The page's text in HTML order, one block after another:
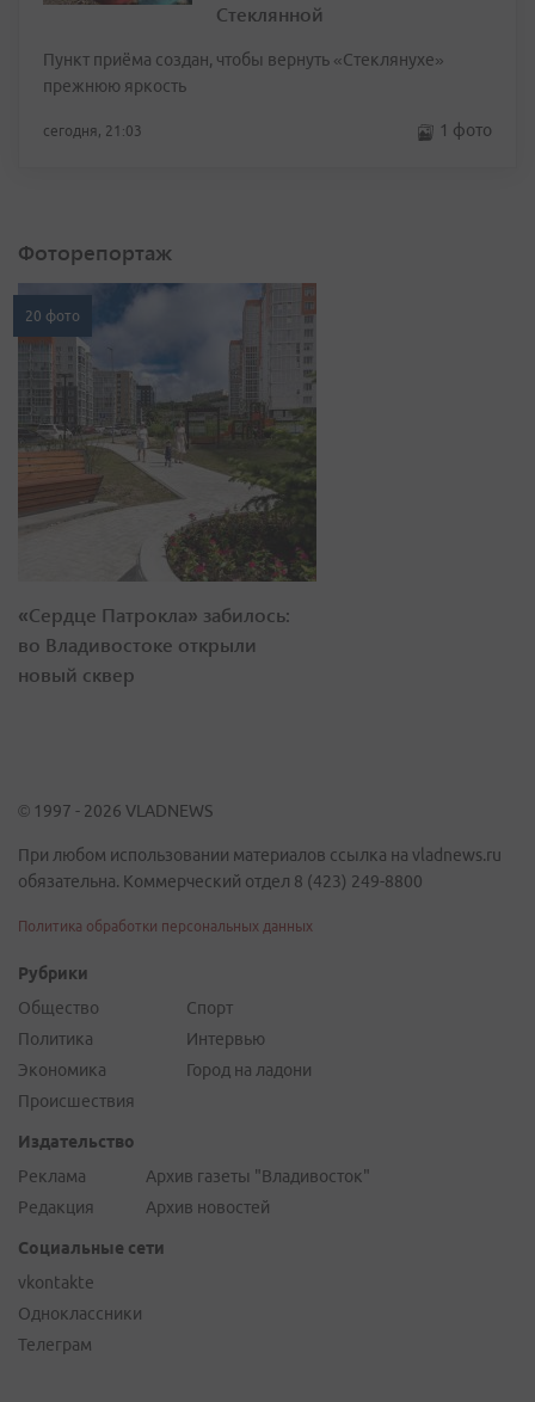
Стеклянной
Пункт приёма создан, чтобы вернуть «Стеклянухе»
прежнюю яркость
сегодня, 21:03 1 фото
Фоторепортаж
20 фото
«Сердце Патрокла» забилось:
во Владивостоке открыли
новый сквер
© 1997 - 2026 VLADNEWS
При любом использовании материалов ссылка на vladnews.ru
обязательна. Коммерческий отдел 8 (423) 249-8800
Политика обработки персональных данных
Рубрики
Общество
Политика
Экономика
Происшествия
Спорт
Интервью
Город на ладони
Издательство
Реклама
Редакция
Архив газеты "Владивосток"
Архив новостей
Социальные сети
vkontakte
Одноклассники
Телеграм